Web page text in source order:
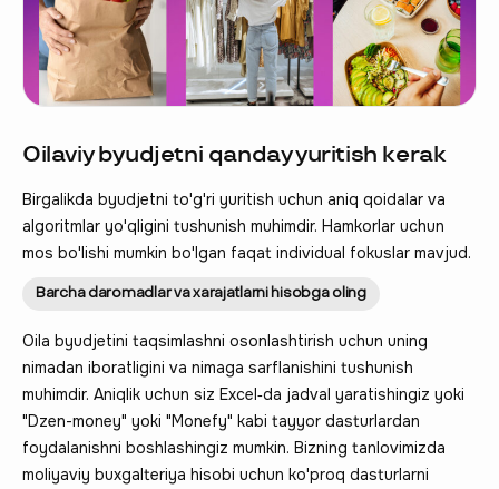
Oilaviy byudjetni qanday yuritish kerak
Birgalikda byudjetni to'g'ri yuritish uchun aniq qoidalar va
algoritmlar yo'qligini tushunish muhimdir. Hamkorlar uchun
mos bo'lishi mumkin bo'lgan faqat individual fokuslar mavjud.
Barcha daromadlar va xarajatlarni hisobga oling
Oila byudjetini taqsimlashni osonlashtirish uchun uning
nimadan iboratligini va nimaga sarflanishini tushunish
muhimdir. Aniqlik uchun siz Excel‑da jadval yaratishingiz yoki
"Dzen-money" yoki "Monefy" kabi tayyor dasturlardan
foydalanishni boshlashingiz mumkin. Bizning tanlovimizda
moliyaviy buxgalteriya hisobi uchun ko'proq dasturlarni